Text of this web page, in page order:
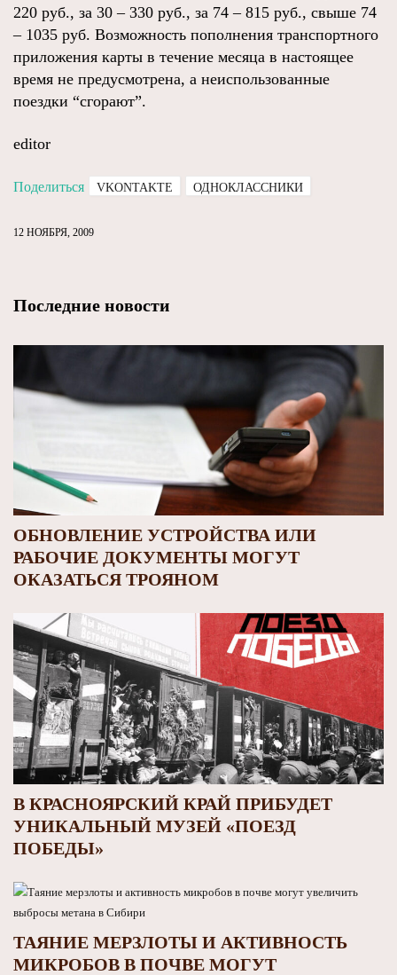
220 руб., за 30 – 330 руб., за 74 – 815 руб., свыше 74
– 1035 руб. Возможность пополнения транспортного
приложения карты в течение месяца в настоящее
время не предусмотрена, а неиспользованные
поездки “сгорают”.
editor
Поделиться VKONTAKTE ОДНОКЛАССНИКИ
12 НОЯБРЯ, 2009
Последние новости
ОБНОВЛЕНИЕ УСТРОЙСТВА ИЛИ
РАБОЧИЕ ДОКУМЕНТЫ МОГУТ
ОКАЗАТЬСЯ ТРОЯНОМ
В КРАСНОЯРСКИЙ КРАЙ ПРИБУДЕТ
УНИКАЛЬНЫЙ МУЗЕЙ «ПОЕЗД
ПОБЕДЫ»
ТАЯНИЕ МЕРЗЛОТЫ И АКТИВНОСТЬ
МИКРОБОВ В ПОЧВЕ МОГУТ